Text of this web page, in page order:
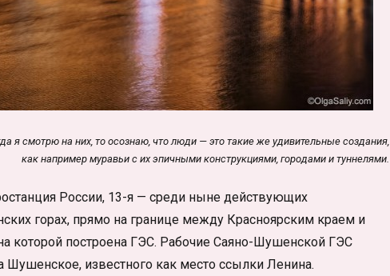
я смотрю на них, то осознаю, что люди — это такие же удивительные создания,
как например муравьи с их эпичными конструкциями, городами и туннелями.
России, 13-я — среди ныне действующих
горах, прямо на границе между Красноярским краем и
которой построена ГЭС. Рабочие Саяно-Шушенской ГЭС
известного как место ссылки Ленина.